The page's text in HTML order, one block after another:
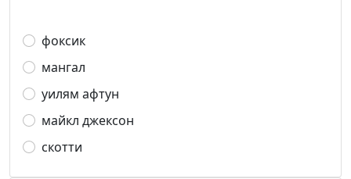
фоксик
мангал
уилям афтун
майкл джексон
скотти